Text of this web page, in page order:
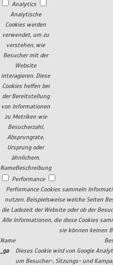
Analytics
Analytische
Cookies werden
verwendet, um zu
verstehen, wie
Besucher mit der
Website
interagieren. Diese
Cookies helfen bei
der Bereitstellung
von Informationen
zu Metriken wie
Besucherzahl,
Absprungrate,
Ursprung oder
ähnlichem.
NameBeschreibung
Performance
Performance Cookies sammeln
nutzen. Beispielsweise welche Seiten
die Ladezeit der Website oder ob der
Alle Informationen, die diese Cookies
sie können keinen
Name
_ga
Dieses Cookie wird von Google
um Besucher-, Sitzungs- und